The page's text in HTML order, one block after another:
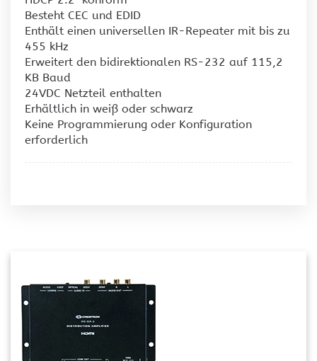
Besteht CEC und EDID
Enthält einen universellen IR-Repeater mit bis zu
455 kHz
Erweitert den bidirektionalen RS-232 auf 115,2
KB Baud
24VDC Netzteil enthalten
Erhältlich in weiß oder schwarz
Keine Programmierung oder Konfiguration
erforderlich